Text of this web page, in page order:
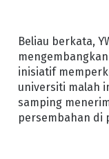
Beliau berkata,
inisiatif
universiti malah
samping
persembahan di